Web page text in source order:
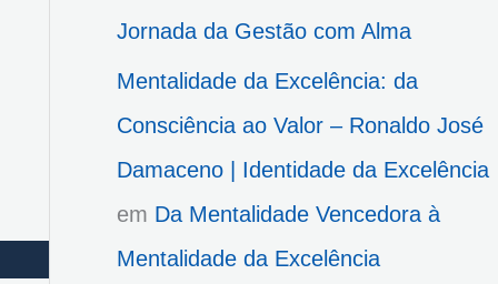
Jornada da Gestão com Alma
Mentalidade da Excelência: da
Consciência ao Valor – Ronaldo José
Damaceno | Identidade da Excelência
em Da Mentalidade Vencedora à
Mentalidade da Excelência